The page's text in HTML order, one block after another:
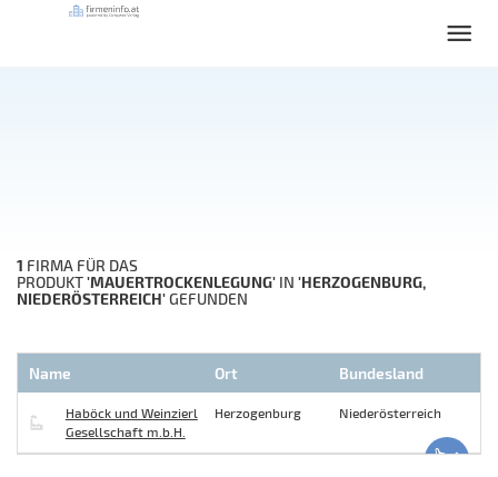
1 FIRMA FÜR DAS
PRODUKT'MAUERTROCKENLEGUNG' IN 'HERZOGENBURG,
NIEDERÖSTERREICH'GEFUNDEN
Name Ort Bundesland
Haböck und Weinzierl
Gesellschaft m.b.H.
Herzogenburg Niederösterreich